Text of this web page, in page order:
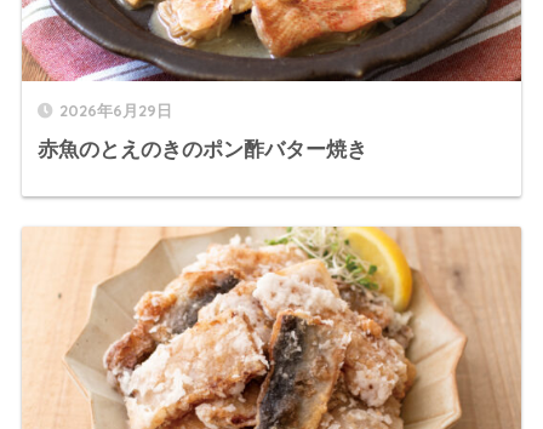
2026年6月29日
赤魚のとえのきのポン酢バター焼き